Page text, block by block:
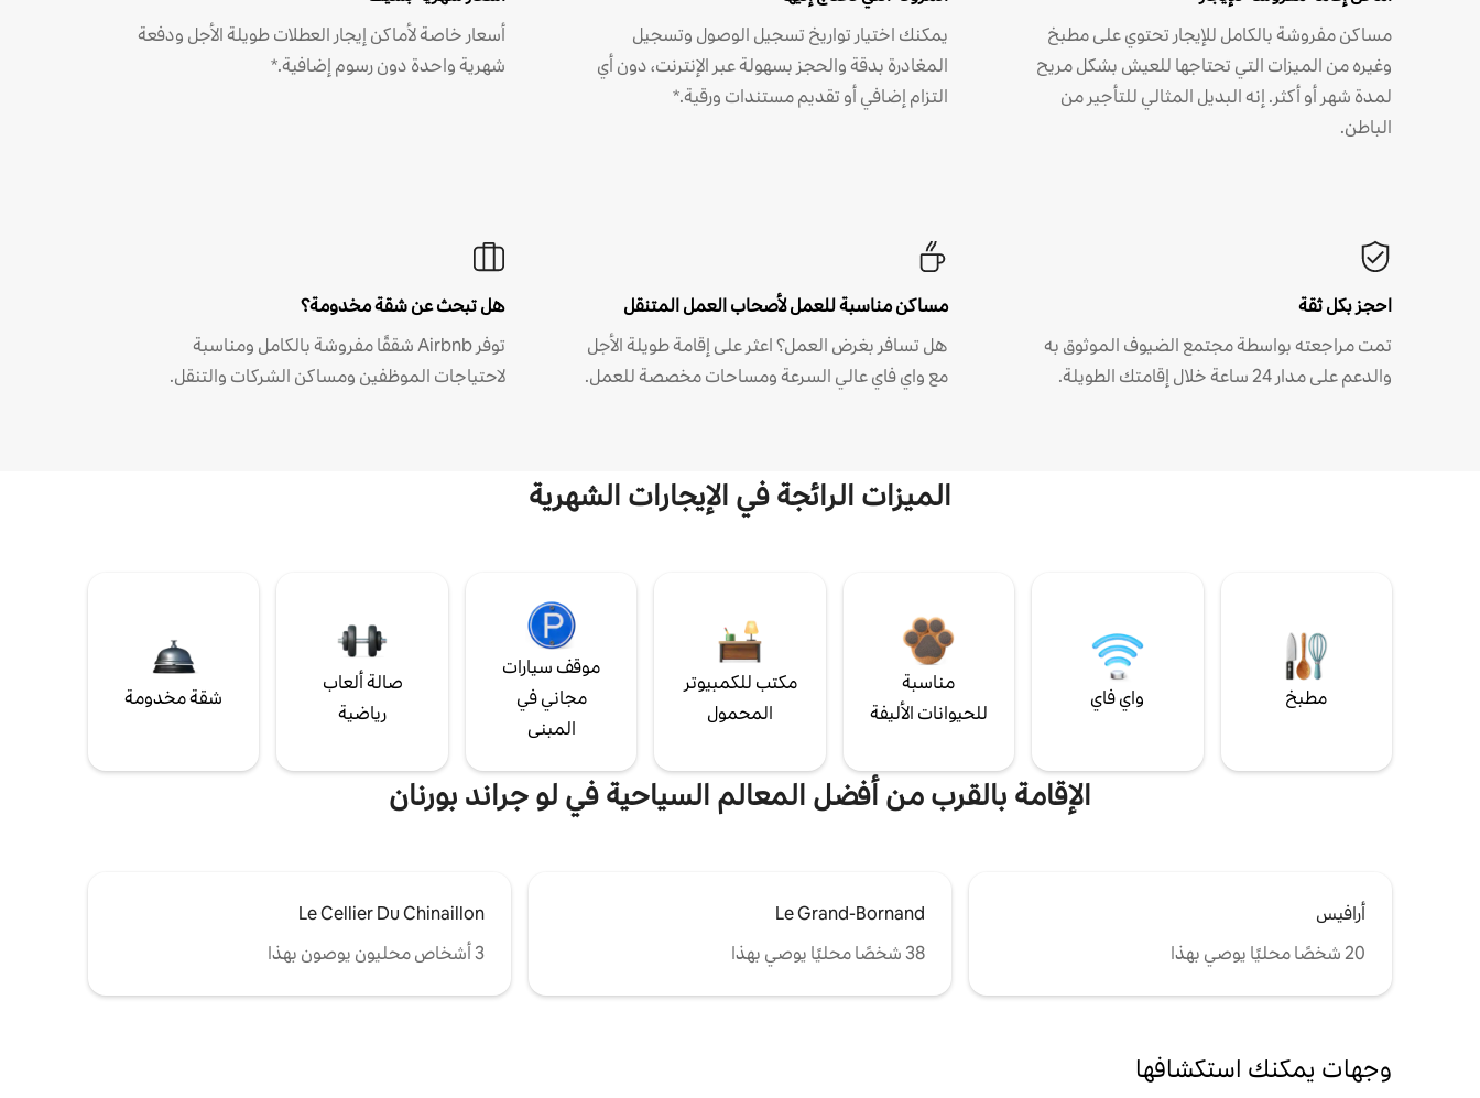
مساكن مفروشة بالكامل للإيجار تحتوي على مطبخ
وغيره من الميزات التي تحتاجها للعيش بشكل مريح
لمدة شهر أو أكثر. إنه البديل المثالي للتأجير من
الباطن.
يمكنك اختيار تواريخ تسجيل الوصول وتسجيل
المغادرة بدقة والحجز بسهولة عبر الإنترنت، دون أي
التزام إضافي أو تقديم مستندات ورقية.*
أسعار خاصة لأماكن إيجار العطلات طويلة الأجل ودفعة
شهرية واحدة دون رسوم إضافية.*
احجز بكل ثقة
تمت مراجعته بواسطة مجتمع الضيوف الموثوق به
والدعم على مدار 24 ساعة خلال إقامتك الطويلة.
مساكن مناسبة للعمل لأصحاب العمل المتنقل
هل تسافر بغرض العمل؟ اعثر على إقامة طويلة الأجل
مع واي فاي عالي السرعة ومساحات مخصصة للعمل.
هل تبحث عن شقة مخدومة؟
توفر Airbnb شققًا مفروشة بالكامل ومناسبة
لاحتياجات الموظفين ومساكن الشركات والتنقل.
الميزات الرائجة في الإيجارات الشهرية
مطبخ واي فاي
مناسبة
للحيوانات الأليفة
مكتب للكمبيوتر
المحمول
موقف سيارات
مجاني في
المبنى
صالة ألعاب
رياضية
شقة مخدومة
الإقامة بالقرب من أفضل المعالم السياحية في لو جراند بورنان
أرافيس
20 شخصًا محليًا يوصي بهذا
Le Grand-Bornand
38 شخصًا محليًا يوصي بهذا
Le Cellier Du Chinaillon
3 أشخاص محليون يوصون بهذا
وجهات يمكنك استكشافها